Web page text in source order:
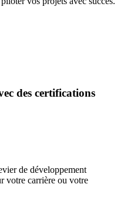
des certifications
de développement
votre carrière ou votre